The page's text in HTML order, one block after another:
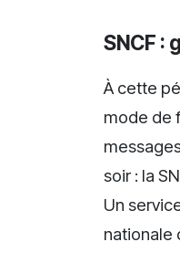
SNCF :
À cette
mode de
soir : la
Un
nationale